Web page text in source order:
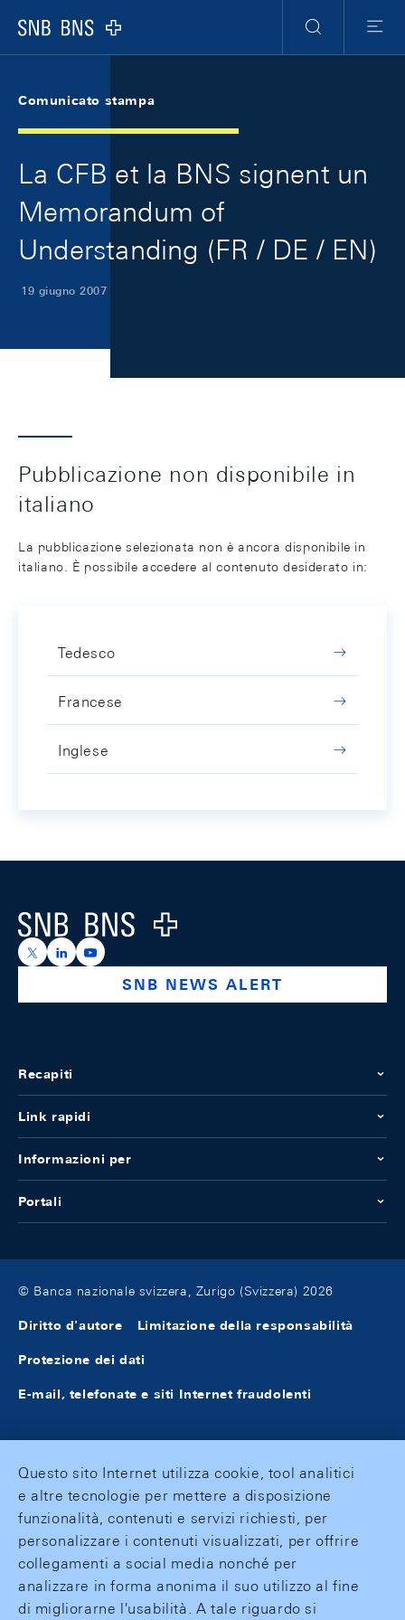
Logo
Ricerca
Menu
Comunicato stampa
La CFB et la BNS signent un
Memorandum of
Understanding (FR / DE / EN)
19 giugno 2007
Pubblicazione non disponibile in
italiano
La pubblicazione selezionata non è ancora disponibile in
italiano. È possibile accedere al contenuto desiderato in:
Tedesco
Francese
Inglese
Logo
https://x.com/snb_bns
https://ch.linkedin.com/company/swiss-national-
https://www.youtube.com/@swissnationalbank
SNB NEWS ALERT
Recapiti
Link rapidi
Informazioni per
Portali
© Banca nazionale svizzera, Zurigo (Svizzera) 2026
Diritto d'autore Limitazione della responsabilità
Protezione dei dati
E-mail, telefonate e siti Internet fraudolenti
Questo sito Internet utilizza cookie, tool analitici
e altre tecnologie per mettere a disposizione
funzionalità, contenuti e servizi richiesti, per
personalizzare i contenuti visualizzati, per offrire
collegamenti a social media nonché per
analizzare in forma anonima il suo utilizzo al fine
di migliorarne l'usabilità. A tale riguardo si